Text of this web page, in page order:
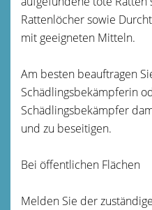
Rattenlöcher sowie
mit geeigneten Mitteln.
Am besten beauftragen
Schädlingsbekämpferin
Schädlingsbekämpfer
und zu beseitigen.
Bei öffentlichen Flächen
Melden Sie der